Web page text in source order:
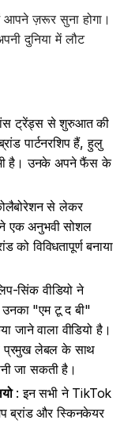
आपने ज़रूर सुना होगा।
दुनिया में लौट
ट्रेंड्स से शुरुआत की
पार्टनरशिप हैं, हुलु
है। उनके अपने फैंस के
से लेकर
एक अनुभवी सोशल
को विविधतापूर्ण बनाया
सिंक वीडियो ने
उनका "एम टू द बी"
जाने वाला वीडियो है।
प्रमुख लेबल के साथ
जा सकती है।
: इन सभी ने TikTok
ब्रांड और स्किनकेयर